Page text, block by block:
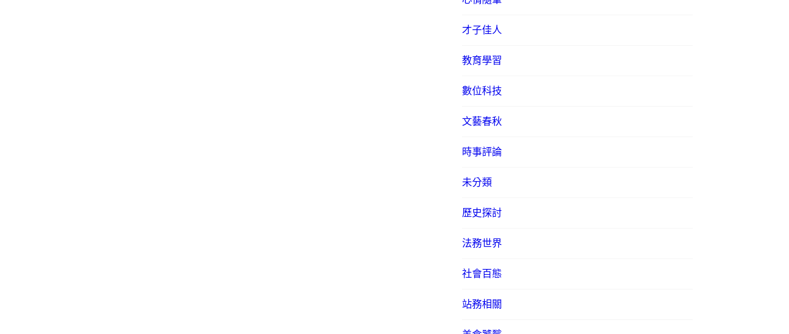
才子佳人
教育學習
數位科技
文藝春秋
時事評論
未分類
歷史探討
法務世界
社會百態
站務相關